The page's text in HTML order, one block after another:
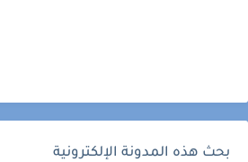
بحث هذه المدونة الإلكترونية